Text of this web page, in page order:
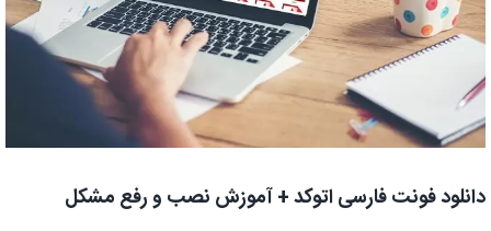
دانلود فونت فارسی اتوکد + آموزش نصب و رفع مشکل